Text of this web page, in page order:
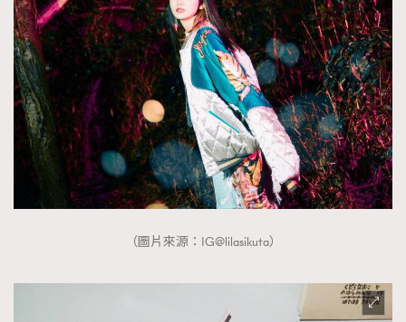
（圖片來源：IG@lilasikuta）